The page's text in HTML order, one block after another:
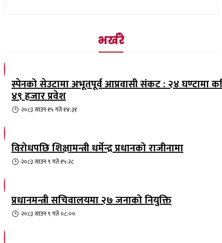
भर्खरै
स्पेनको सेउटामा अभूतपूर्व आप्रवासी संकट : २४ घण्टामा
४९ हजार प्रवेश
२०८३ साउन १५ गते १४:३१
विरोधपछि शिक्षामन्त्री धर्मेन्द्र प्रधानको राजीनामा
२०८३ साउन ९ गते १५:२८
प्रधानमन्त्री सचिवालयमा २७ जनाको नियुक्ति
२०८३ साउन ९ गते ०८:००